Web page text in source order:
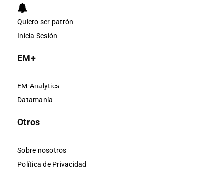
Quiero ser patrón
Inicia Sesión
EM+
EM-Analytics
Datamanía
Otros
Sobre nosotros
Política de Privacidad